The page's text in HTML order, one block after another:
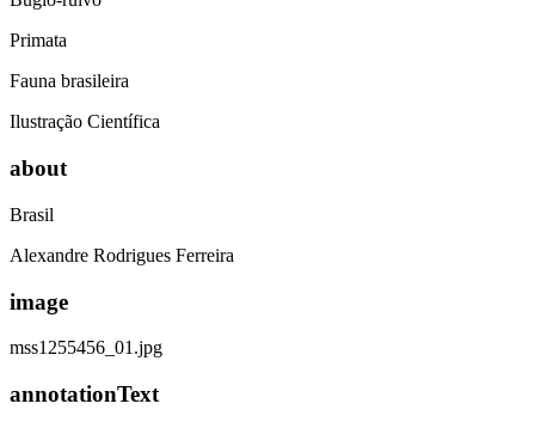
Primata
Fauna brasileira
Ilustração Científica
about
Brasil
Alexandre Rodrigues Ferreira
image
mss1255456_01.jpg
annotationText